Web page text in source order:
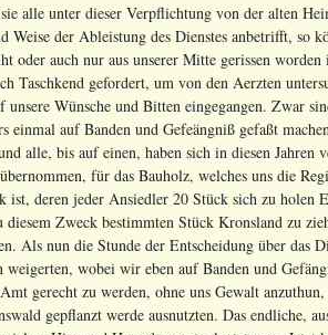
alle unter dieser Verpflichtung von der alten
Weise der Ableistung des Dienstes anbetrifft, so
oder auch nur aus unserer Mitte gerissen
Taschkend gefordert, um von den Aerzten
unsere Wünsche und Bitten eingegangen. Zwar
einmal auf Banden und Gefeängniß gefaßt
alle, bis auf einen, haben sich in diesen Jahren
für das Bauholz, welches uns die
ist, deren jeder Ansiedler 20 Stück sich zu holen
diesem Zweck bestimmten Stück Kronsland zu
Als nun die Stunde der Entscheidung über das
weigerten, wobei wir eben auf Banden und
gerecht zu werden, ohne uns Gewalt
gepflanzt werde ausnutzten. Das endliche,